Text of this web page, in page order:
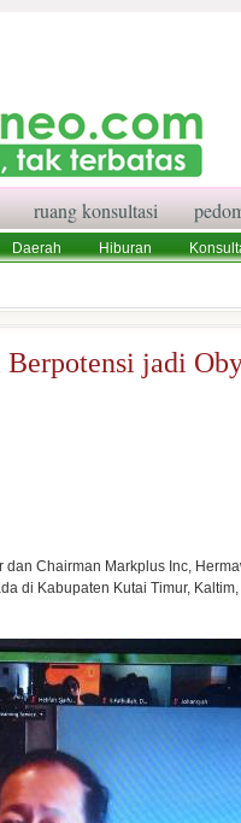
ruang konsultasi
Daerah Hiburan
jadi
dan Chairman Markplus Inc,
di Kabupaten Kutai Timur,